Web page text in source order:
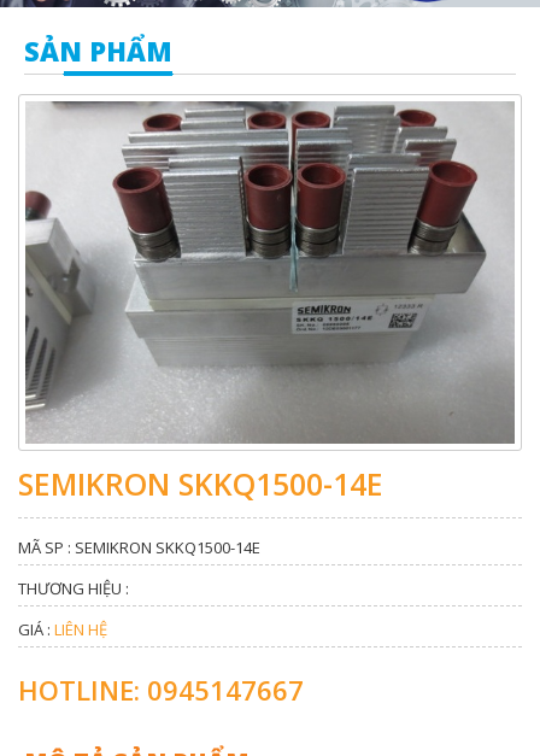
SẢN PHẨM
SEMIKRON SKKQ1500-14E
MÃ SP : SEMIKRON SKKQ1500-14E
THƯƠNG HIỆU :
GIÁ : LIÊN HỆ
HOTLINE: 0945147667